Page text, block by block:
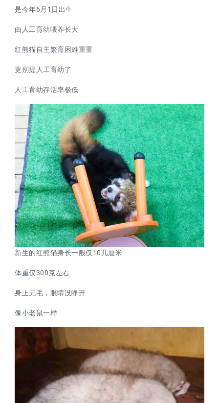
是今年6月1日出生
由人工育幼喂养长大
红熊猫自主繁育困难重重
更别提人工育幼了
人工育幼存活率极低
新生的红熊猫身长一般仅10几厘米
体重仅300克左右
身上无毛，眼睛没睁开
像小老鼠一样